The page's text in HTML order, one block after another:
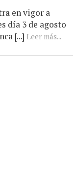
en vigor a
día 3 de agosto
[...] Leer más...